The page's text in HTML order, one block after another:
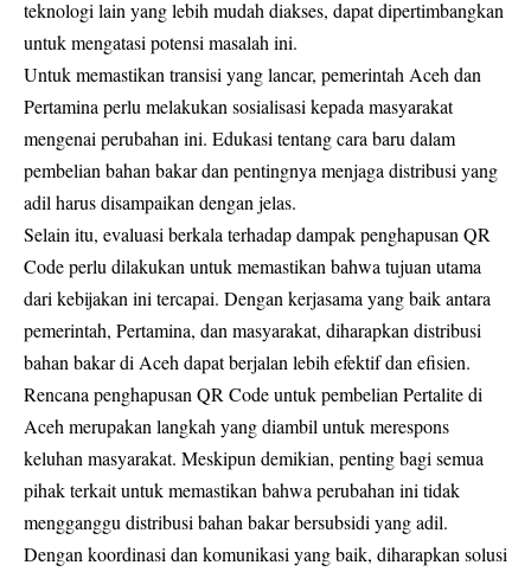
teknologi lain yang lebih mudah diakses, dapat dipertimbangkan
untuk mengatasi potensi masalah ini.
Untuk memastikan transisi yang lancar, pemerintah Aceh dan
Pertamina perlu melakukan sosialisasi kepada masyarakat
mengenai perubahan ini. Edukasi tentang cara baru dalam
pembelian bahan bakar dan pentingnya menjaga distribusi yang
adil harus disampaikan dengan jelas.
Selain itu, evaluasi berkala terhadap dampak penghapusan QR
Code perlu dilakukan untuk memastikan bahwa tujuan utama
dari kebijakan ini tercapai. Dengan kerjasama yang baik antara
pemerintah, Pertamina, dan masyarakat, diharapkan distribusi
bahan bakar di Aceh dapat berjalan lebih efektif dan efisien.
Rencana penghapusan QR Code untuk pembelian Pertalite di
Aceh merupakan langkah yang diambil untuk merespons
keluhan masyarakat. Meskipun demikian, penting bagi semua
pihak terkait untuk memastikan bahwa perubahan ini tidak
mengganggu distribusi bahan bakar bersubsidi yang adil.
Dengan koordinasi dan komunikasi yang baik, diharapkan solusi